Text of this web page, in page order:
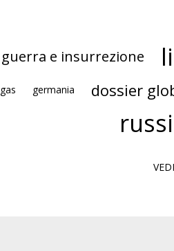
guerra e insurrezione
gas germania dossier